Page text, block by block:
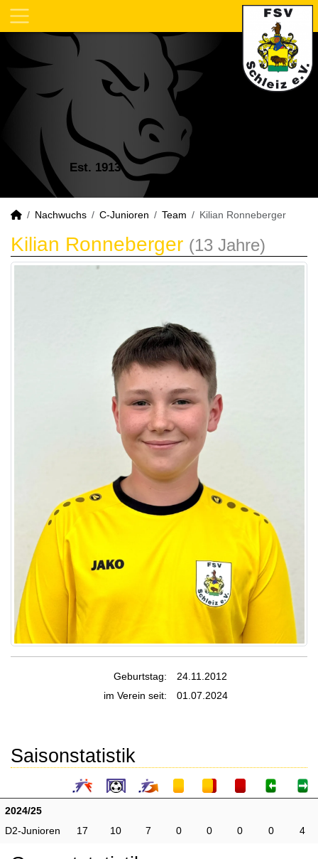
Est. 1913
Nachwuchs C-Junioren Team Kilian Ronneberger
Kilian Ronneberger (13 Jahre)
Geburtstag:
24.11.2012
im Verein seit:
01.07.2024
Saisonstatistik
2024/25
D2-Junioren
17 10 7 0 0 0 0 4